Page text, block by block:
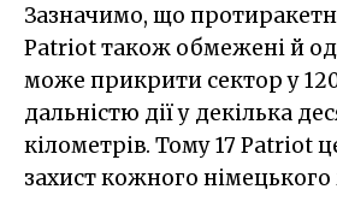
Зазначимо, що
Patriot також обмежені й
може прикрити сектор у 120
дальністю дії у декілька
кілометрів. Тому 17 Patriot
захист кожного німецького